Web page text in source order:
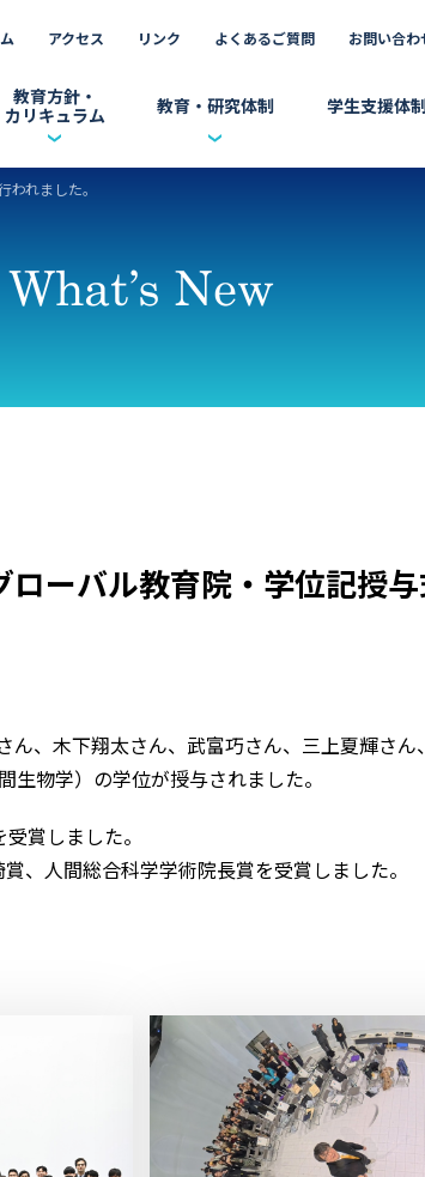
アクセス リンク よくあるご質問 お問い合わ
ヒューマンバイオロジーとは
教育方針・
カリキュラム
カリキュラム
教育・研究体制
ラボローテーション
学生支援体
履修生の声
れました。
ーバル教育院・学位記授
ん、木下翔太さん、武富巧さん、三上夏輝さ
物学）の学位が授与されました。
賞しました。
、人間総合科学学術院長賞を受賞しました。